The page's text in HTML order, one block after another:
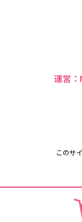
運営：
このサ
Copyright